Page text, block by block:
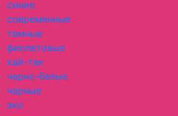
синие
современные
темные
фиолетовые
хай-тек
черно-белые
черные
эко